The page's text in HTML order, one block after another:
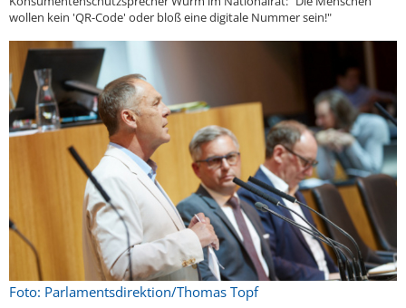
wollen kein 'QR-Code' oder bloß eine digitale Nummer sein!"
Foto: Parlamentsdirektion/Thomas Topf